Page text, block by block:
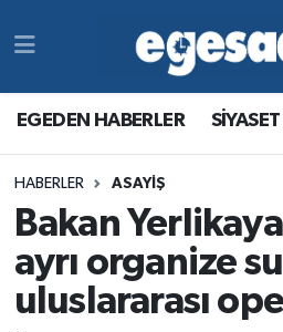
EGEDEN HABERLER SİYASET
HABERLER ASAYİŞ
Bakan
ayrı organize
uluslararası
MAGAZİN
RESMİ REKLAMLAR
YAŞAM
MAGAZİN
Süper Lig Puan Durumu
Tüm Manşetler
Son Dakika Haberleri